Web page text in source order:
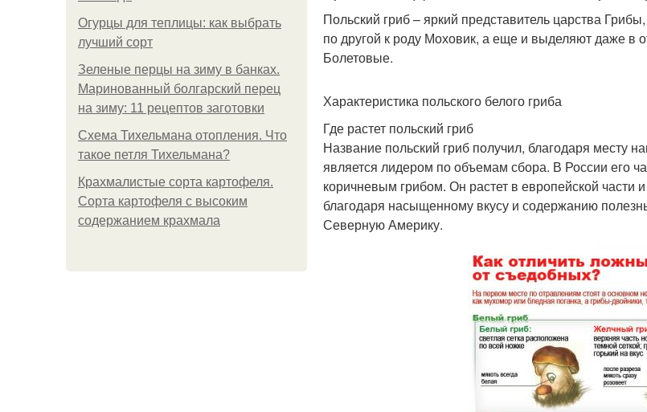
Огурцы для теплицы: как выбрать
лучший сорт
Зеленые перцы на зиму в банках.
Маринованный болгарский перец
на зиму: 11 рецептов заготовки
Схема Тихельмана отопления. Что
такое петля Тихельмана?
Крахмалистые сорта картофеля.
Сорта картофеля с высоким
содержанием крахмала
Польский гриб – яркий представитель царства
по другой к роду Моховик, а еще и выделяют даже в
Болетовые.
Характеристика польского белого гриба
Где растет польский гриб
Название польский гриб получил, благодаря месту
является лидером по объемам сбора. В России его
коричневым грибом. Он растет в европейской части
благодаря насыщенному вкусу и содержанию
Северную Америку.